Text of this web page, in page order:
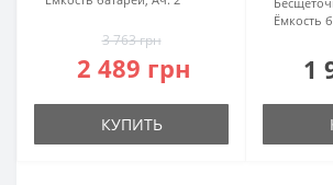
3 763 грн
2 489 грн
КУПИТЬ
Ёмкость
1